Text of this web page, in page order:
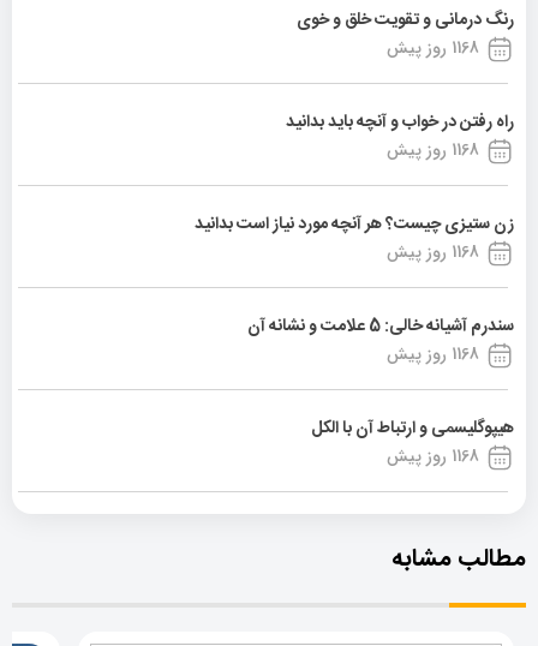
رنگ درمانی و تقویت خلق و خوی
1168 روز پیش
راه رفتن در خواب و آنچه باید بدانید
1168 روز پیش
زن ستیزی چیست؟ هر آنچه مورد نیاز است بدانید
1168 روز پیش
سندرم آشیانه خالی: 5 علامت و نشانه آن
1168 روز پیش
هیپوگلیسمی و ارتباط آن با الکل
1168 روز پیش
مطالب مشابه